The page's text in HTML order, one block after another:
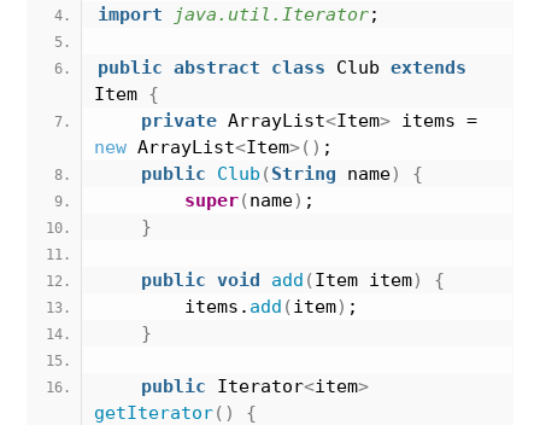
import java.util.Iterator;
public abstract class Club extends
Item {
private ArrayList<Item>
new ArrayList<Item>() ;
public
Club (String name)
{
super(name) ;
}
public void add (Item item)
{
        items.
add (item) ;
}
public Iterator<item>
getIterator()
{